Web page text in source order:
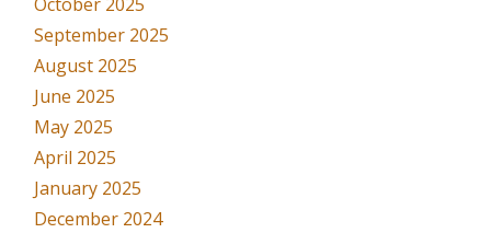
September 2025
August 2025
June 2025
May 2025
April 2025
January 2025
December 2024